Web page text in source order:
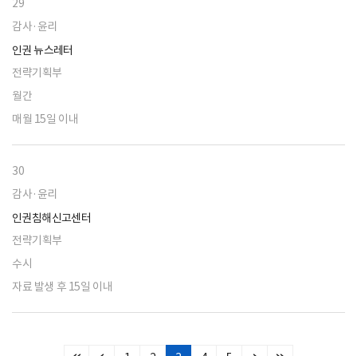
29
감사·윤리
인권 뉴스레터
전략기획부
월간
매월 15일 이내
30
감사·윤리
인권침해신고센터
전략기획부
수시
자료 발생 후 15일 이내